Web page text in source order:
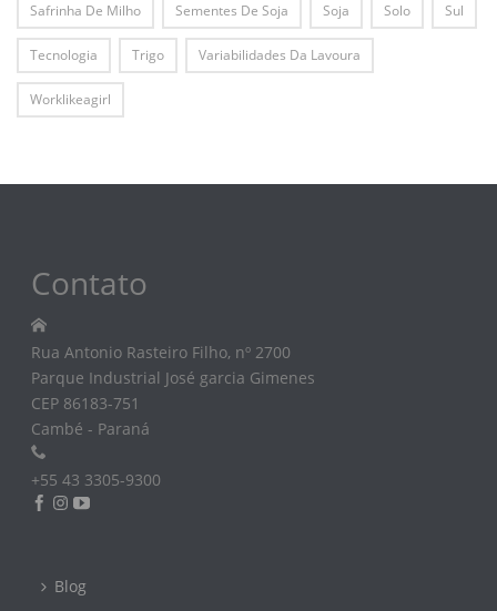
Safrinha De Milho Sementes De Soja Soja Solo Sul
Tecnologia Trigo Variabilidades Da Lavoura
Worklikeagirl
Contato
Rua Antonio Rasteiro Filho, nº 2700
Parque Industrial José garcia Gimenes
CEP 86183-751
Cambé - Paraná
+55 43 3305-9300
Blog